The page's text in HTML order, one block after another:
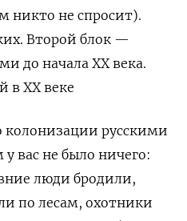
никто не спросит).
Второй блок —
до начала XX века.
в XX веке
колонизации русскими
вас не было ничего:
люди бродили,
по лесам, охотники